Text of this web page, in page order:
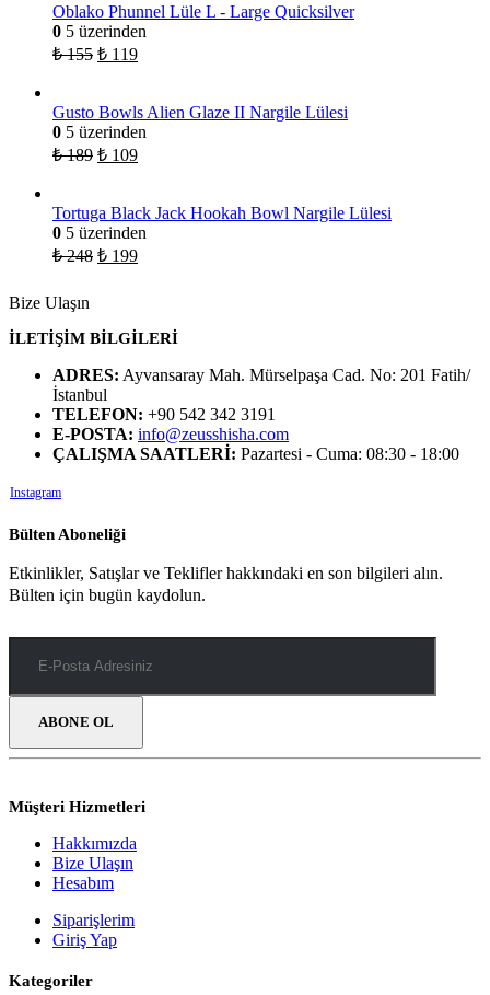
Oblako Phunnel Lüle L - Large Quicksilver
0 5 üzerinden
₺155 ₺ 119
Gusto Bowls Alien Glaze II Nargile Lülesi
0 5 üzerinden
₺189 ₺ 109
Tortuga Black Jack Hookah Bowl Nargile Lülesi
0 5 üzerinden
₺248 ₺ 199
Bize Ulaşın
İLETİŞİM BİLGİLERİ
ADRES: Ayvansaray Mah. Mürselpaşa Cad. No: 201 Fatih/
İstanbul
TELEFON: +90 542 342 3191
E-POSTA: info@zeusshisha.com
ÇALIŞMA SAATLERİ: Pazartesi - Cuma: 08:30 - 18:00
Instagram
Bülten Aboneliği
Etkinlikler, Satışlar ve Teklifler hakkındaki en son bilgileri alın.
Bülten için bugün kaydolun.
Müşteri Hizmetleri
Hakkımızda
Bize Ulaşın
Hesabım
Siparişlerim
Giriş Yap
Kategoriler